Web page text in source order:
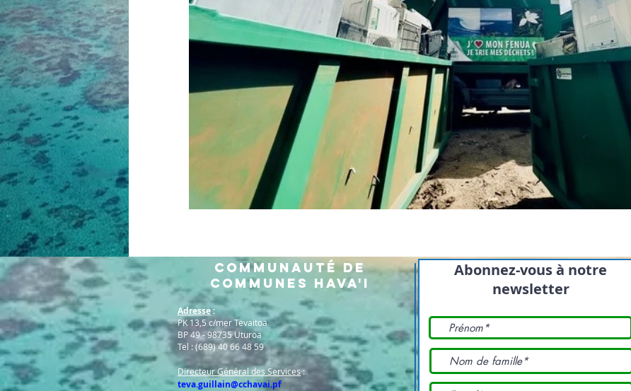
Communauté de
Communes Hava'i
Adresse:
PK 13,5 c/mer Tevaitoa
BP 49 - 98735 Uturoa
Tel : (689) 40 66 48 59
Directeur Général des Services:
teva.guillain@cchavai.pf
Abonnez-vous à notre
newsletter